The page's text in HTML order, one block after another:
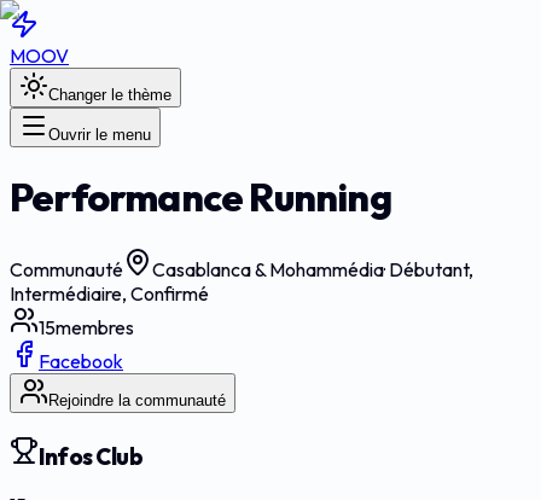
MOOV
Changer le thème
Ouvrir le menu
Performance Running
Communauté Casablanca & Mohammédia· Débutant,
Intermédiaire, Confirmé
15membres
Facebook
Rejoindre la communauté
Infos Club